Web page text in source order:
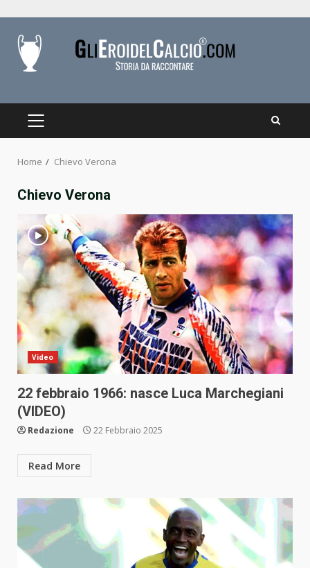
content
PRIMARY
Home Chievo Verona
Chievo Verona
Video
22 febbraio 1966: nasce Luca Marchegiani
(VIDEO)
Redazione 22 Febbraio 2025
Read More